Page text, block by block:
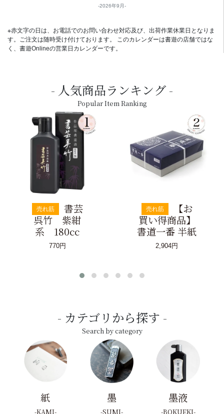
2026年9月
※赤文字の日は、お電話でのお問い合わせ対応及び、出荷作業休業日となりま
す。ご注文は随時受け付けております。 このカレンダーは書遊の店舗ではな
く、書遊Onlineの営業日カレンダーです。
人気商品ランキング
Popular Item Ranking
売れ筋
書芸
呉竹 紫紺
系 180cc
770円
売れ筋
【お
買い得商品】
書道一番 半紙
2,904円
カテゴリから探す
Search by category
紙
KAMI
墨
SUMI
墨液
BOKUEKI